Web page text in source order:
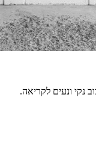
נקי ונעים לקריאה.